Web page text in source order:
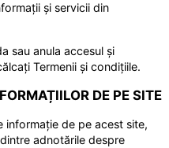
și servicii din
sau anula accesul și
Termenii și condițiile.
DE PE SITE
informație de pe acest site,
adnotările despre